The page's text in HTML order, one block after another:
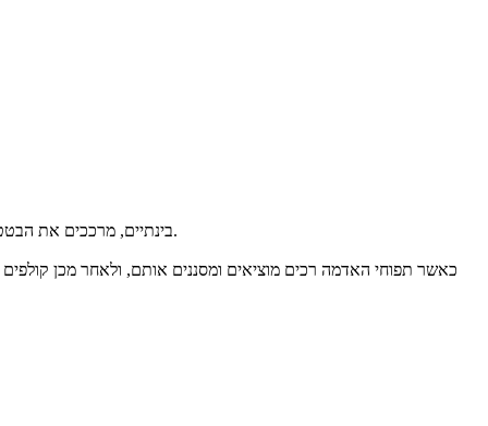
בינתיים, מרככים את הבטטות במיקרוגל למשך כ- 5-7 דקות (עוצמה מקסימלית). מוציאים ומקררים מעט. מקפיצים את קוביות הבטטה בחמאה עד להזהבה ושומרים בצד.